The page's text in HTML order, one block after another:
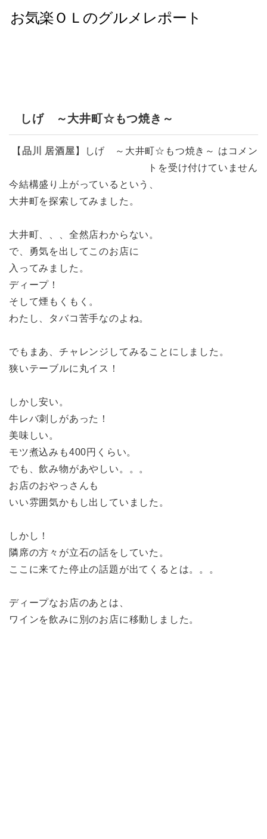
しげ ～大井町☆もつ焼き～
【 品川 居酒屋 】 しげ ～大井町☆もつ焼き～ は コメン
トを受け付けていません
今結構盛り上がっているという、
大井町を探索してみました。
大井町、、、全然店わからない。
で、勇気を出してこのお店に
入ってみました。
ディープ！
そして煙もくもく。
わたし、タバコ苦手なのよね。
でもまあ、チャレンジしてみることにしました。
狭いテーブルに丸イス！
しかし安い。
牛レバ刺しがあった！
美味しい。
モツ煮込みも400円くらい。
でも、飲み物があやしい。。。
お店のおやっさんも
いい雰囲気かもし出していました。
しかし！
隣席の方々が立石の話をしていた。
ここに来てた停止の話題が出てくるとは。。。
ディープなお店のあとは、
ワインを飲みに別のお店に移動しました。